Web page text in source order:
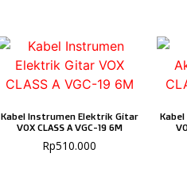
Kabel Instrumen Elektrik Gitar
VOX CLASS A VGC-19 6M
Rp510.000